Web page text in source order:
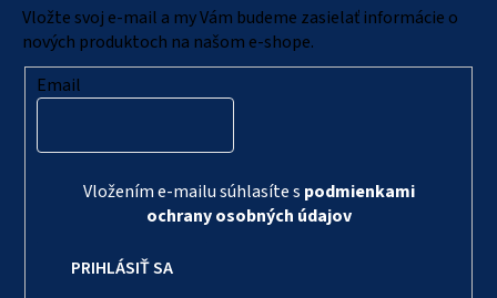
Vložte svoj e-mail a my Vám budeme zasielať informácie o
nových produktoch na našom e-shope.
Email
Vložením e-mailu súhlasíte s podmienkami
ochrany osobných údajov
PRIHLÁSIŤ SA